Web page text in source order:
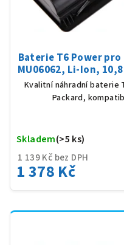
Baterie T6 Power
MU06062, Li-Ion,
Kvalitní náhradní
Packard,
1 139 Kč bez DPH
1 378 Kč
Skladem(>5 ks)